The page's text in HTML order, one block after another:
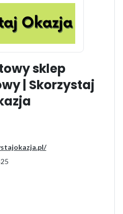
sklep
| Skorzystaj